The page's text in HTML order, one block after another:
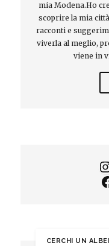
mia Modena.Ho
scoprire la mia
racconti e
viverla al meglio,
viene in
CERCHI UN